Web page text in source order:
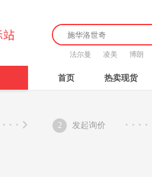
法尔曼 凌美 博朗
首页 热卖现货
2 发起询价